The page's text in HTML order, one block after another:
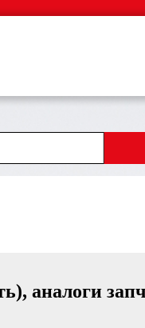
аналоги